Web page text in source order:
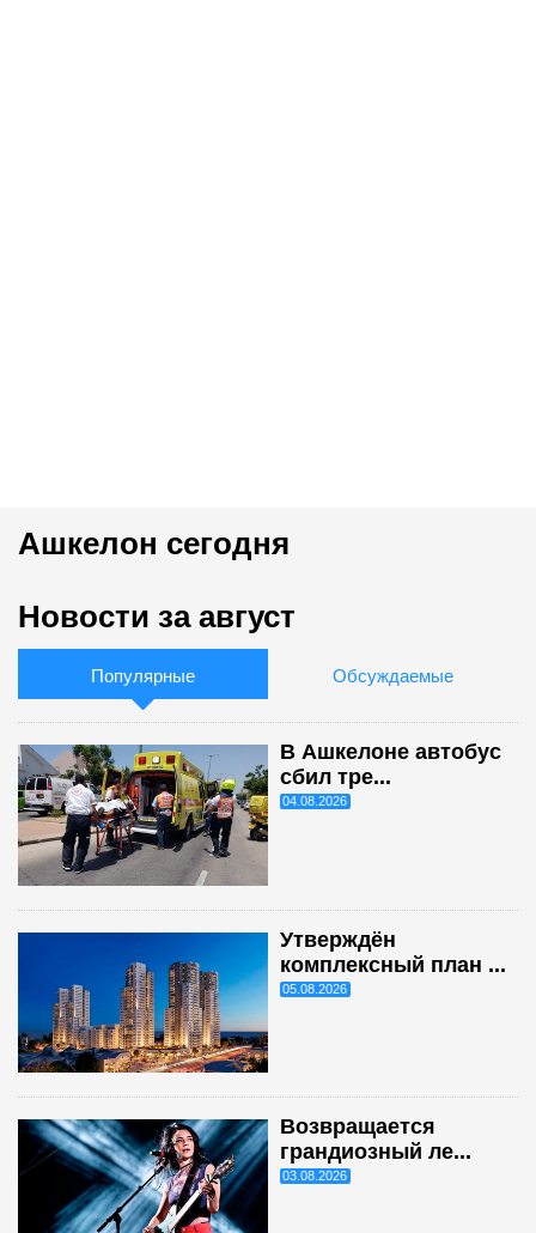
Ашкелон сегодня
Новости за август
Популярные Обсуждаемые
В Ашкелоне автобус
сбил тре...
04.08.2026
Утверждён
комплексный план ...
05.08.2026
Возвращается
грандиозный ле...
03.08.2026